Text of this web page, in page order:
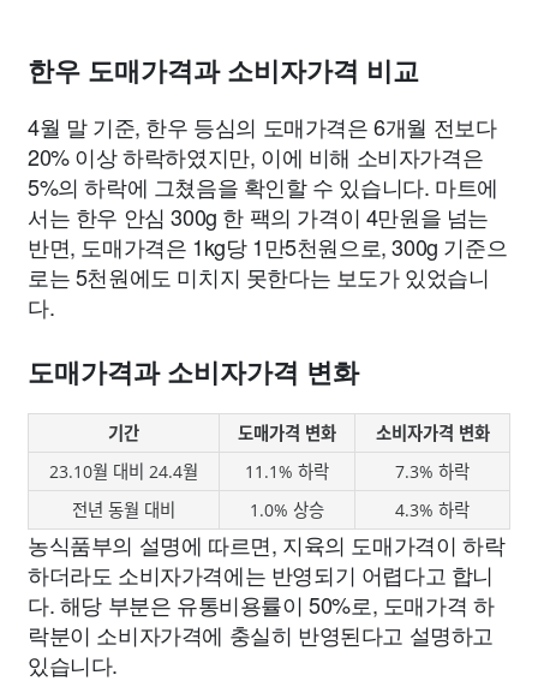
한우 도매가격과 소비자가격 비교
4월 말 기준, 한우 등심의 도매가격은 6개월 전보다
20% 이상 하락하였지만, 이에 비해 소비자가격은
5%의 하락에 그쳤음을 확인할 수 있습니다. 마트에
서는 한우 안심 300g 한 팩의 가격이 4만원을 넘는
반면, 도매가격은 1kg당 1만5천원으로, 300g 기준으
로는 5천원에도 미치지 못한다는 보도가 있었습니
다.
도매가격과 소비자가격 변화
기간 도매가격 변화
소비자가격 변화
23.10월 대비 24.4월
11.1% 하락
7.3% 하락
전년 동월 대비
1.0% 상승 4.3% 하락
농식품부의 설명에 따르면, 지육의 도매가격이 하락
하더라도 소비자가격에는 반영되기 어렵다고 합니
다. 해당 부분은 유통비용률이 50%로, 도매가격 하
락분이 소비자가격에 충실히 반영된다고 설명하고
있습니다.